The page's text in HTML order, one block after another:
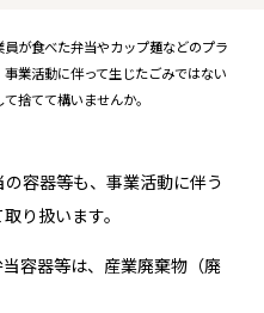
が食べた弁当やカップ麺などのプラ
業活動に伴って生じたごみではない
捨てて構いませんか。
容器等も、事業活動に伴う
り扱います。
容器等は、産業廃棄物（廃